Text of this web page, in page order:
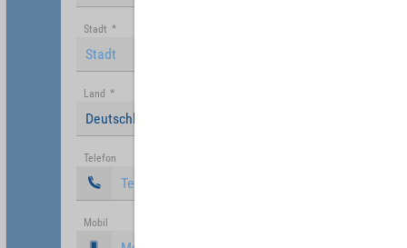
Stadt *
Land *
Deutschland
Telefon
Mobil